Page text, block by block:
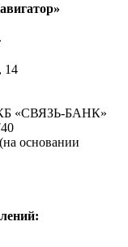
14
«СВЯЗЬ-БАНК»
основании